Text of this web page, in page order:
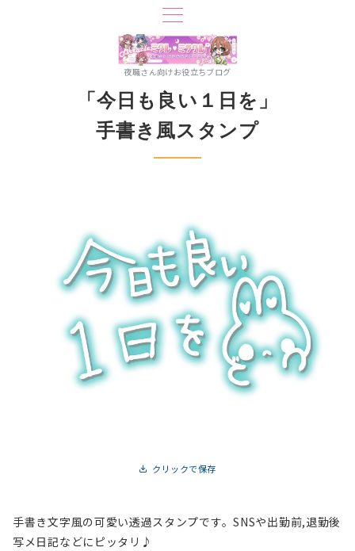
夜職さん向けお役立ちブログ
「今日も良い１日を」
手書き風スタンプ
クリックで保存
手書き文字風の可愛い透過スタンプです。SNSや出勤前,退勤後
写メ日記などにピッタリ♪